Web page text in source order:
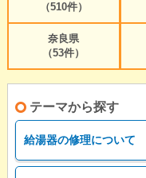
（510件）
奈良県
（53件）
テーマから探す
給湯器の修理について